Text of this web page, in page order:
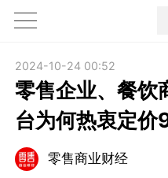
1X
2024-10-24 00:52
零售企业、餐饮
台为何热衷定价
零售商业财经